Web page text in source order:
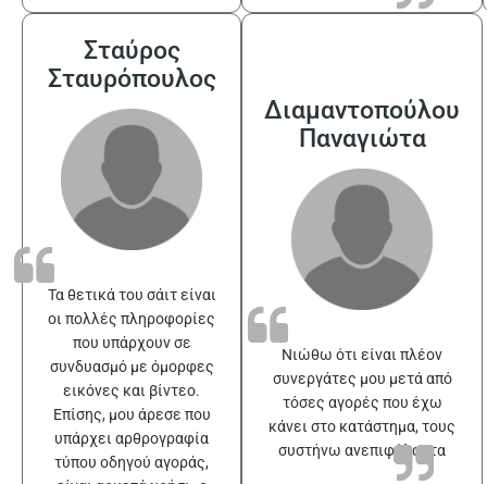
Σταύρος
Σταυρόπουλος
Τα θετικά του σάιτ είναι
οι πολλές πληροφορίες
που υπάρχουν σε
συνδυασμό με όμορφες
εικόνες και βίντεο.
Επίσης, μου άρεσε που
υπάρχει αρθρογραφία
τύπου οδηγού αγοράς,
Διαμαντοπούλου
Παναγιώτα
Νιώθω ότι είναι πλέον
συνεργάτες μου μετά από
τόσες αγορές που έχω
κάνει στο κατάστημα, τους
συστήνω ανεπιφύλακτα